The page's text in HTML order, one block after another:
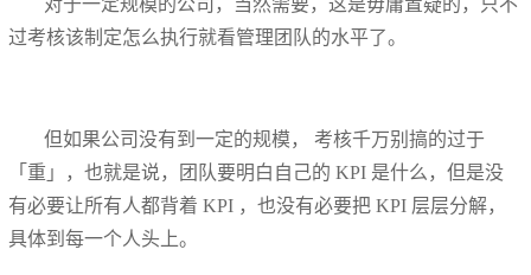
对于一定规模的公司，当然需要，这是毋庸置疑的，只不
过考核该制定怎么执行就看管理团队的水平了。
但如果公司没有到一定的规模， 考核千万别搞的过于
「重」，也就是说，团队要明白自己的 KPI 是什么，但是没
有必要让所有人都背着 KPI ，也没有必要把 KPI 层层分解，
具体到每一个人头上。